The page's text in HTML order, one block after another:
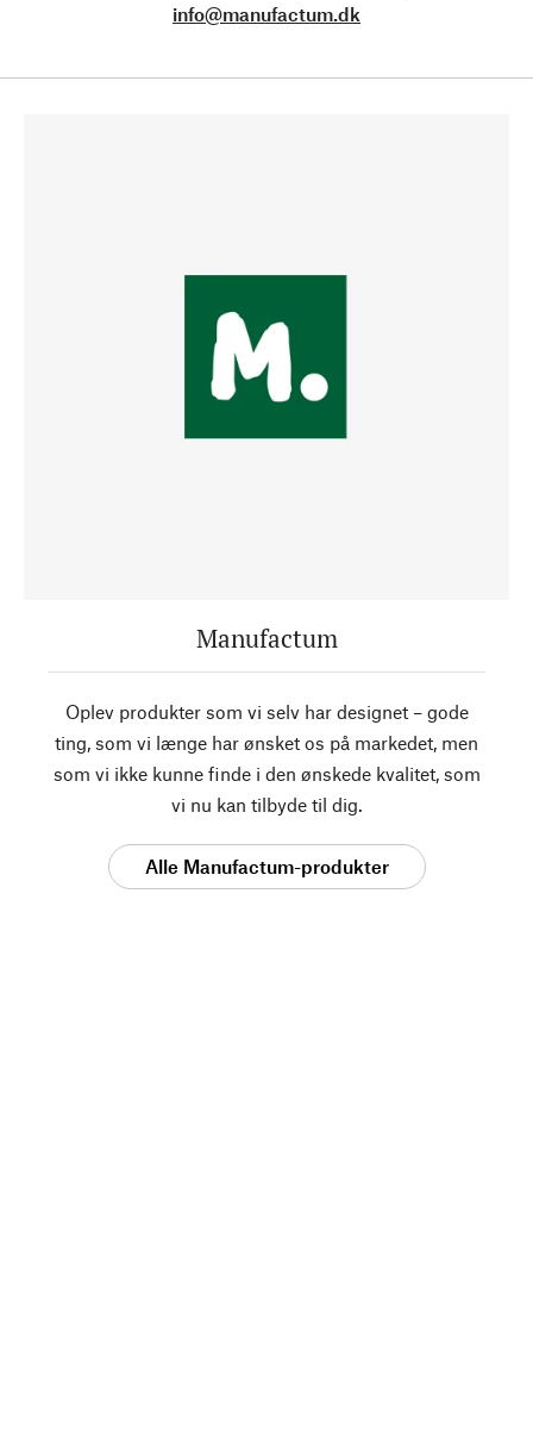
info@manufactum.dk
Manufactum
Oplev produkter som vi selv har designet – gode
ting, som vi længe har ønsket os på markedet, men
som vi ikke kunne finde i den ønskede kvalitet, som
vi nu kan tilbyde til dig.
Alle Manufactum-produkter